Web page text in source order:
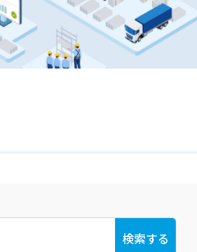
検索する